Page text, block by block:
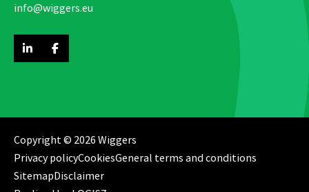
info@wiggers.eu
Copyright © 2026 Wiggers
Privacy policyCookiesGeneral terms and conditions
SitemapDisclaimer